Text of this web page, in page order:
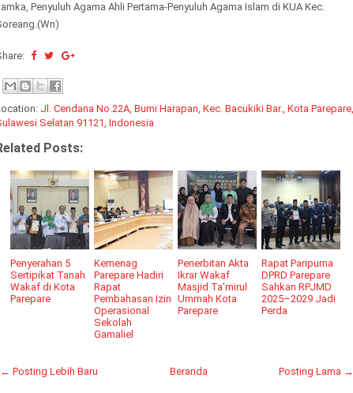
Penyuluh Agama Ahli Pertama-Penyuluh Agama Islam di KUA Kec.
Jl. Cendana No.22A, Bumi Harapan, Kec. Bacukiki Bar., Kota Parepare,
Selatan 91121, Indonesia
Posts:
Penyerahan 5
Sertipikat Tanah
Wakaf di Kota
Parepare
Kemenag
Parepare Hadiri
Rapat
Pembahasan Izin
Operasional
Sekolah
Gamaliel
Penerbitan Akta
Ikrar Wakaf
Masjid Ta'mirul
Ummah Kota
Parepare
Rapat Paripurna
DPRD Parepare
Sahkan RPJMD
2025–2029 Jadi
Perda
← Posting Lebih Baru Posting Lama →
Beranda